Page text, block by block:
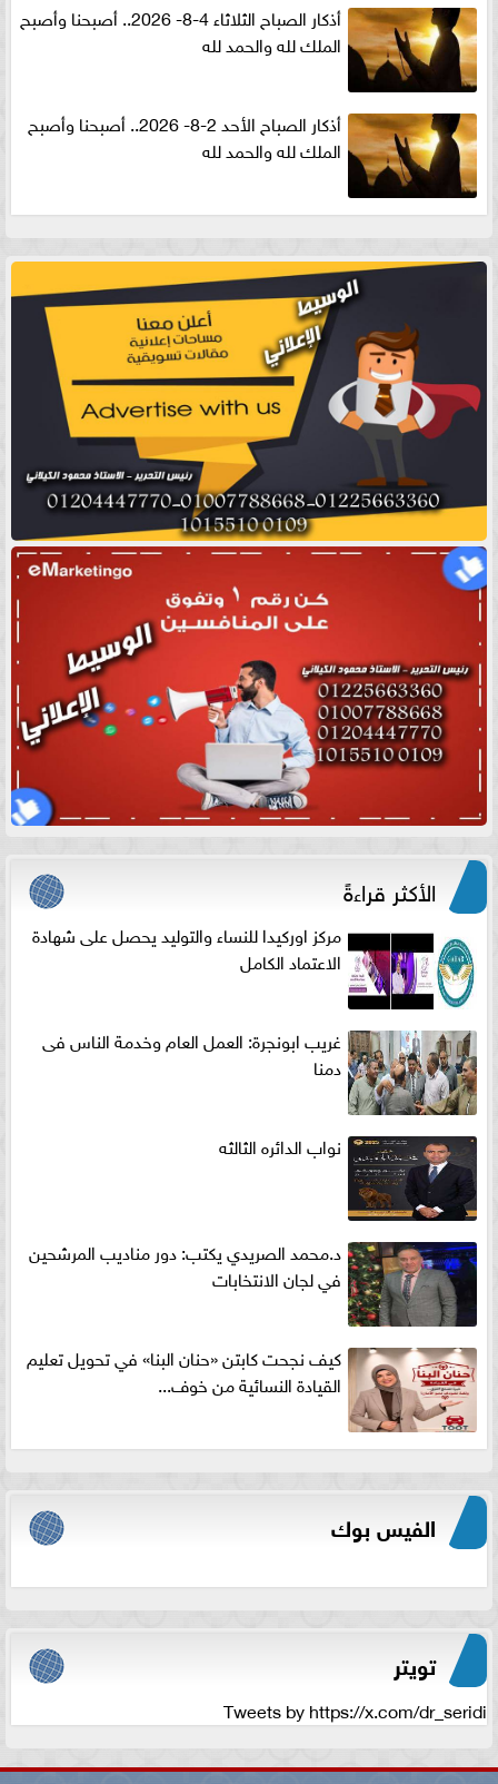
أذكار الصباح الثلاثاء 4-8- 2026.. أصبحنا وأصبح
الملك لله والحمد لله
أذكار الصباح الأحد 2-8- 2026.. أصبحنا وأصبح
الملك لله والحمد لله
الأكثر قراءةً
مركز اوركيدا للنساء والتوليد يحصل على شهادة
الاعتماد الكامل
غريب ابونجرة: العمل العام وخدمة الناس فى
دمنا
نواب الدائره الثالثه
د.محمد الصريدي يكتب: دور مناديب المرشحين
في لجان الانتخابات
كيف نجحت كابتن «حنان البنا» في تحويل تعليم
القيادة النسائية من خوف...
الفيس بوك
تويتر
Tweets by https://x.com/dr_seridi